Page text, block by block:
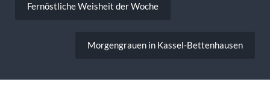
Fernöstliche Weisheit der Woche
Morgengrauen in Kassel-Bettenhausen